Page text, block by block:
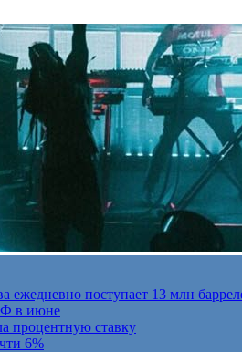
ежедневно поступает 13 млн
в июне
процентную ставку
6%